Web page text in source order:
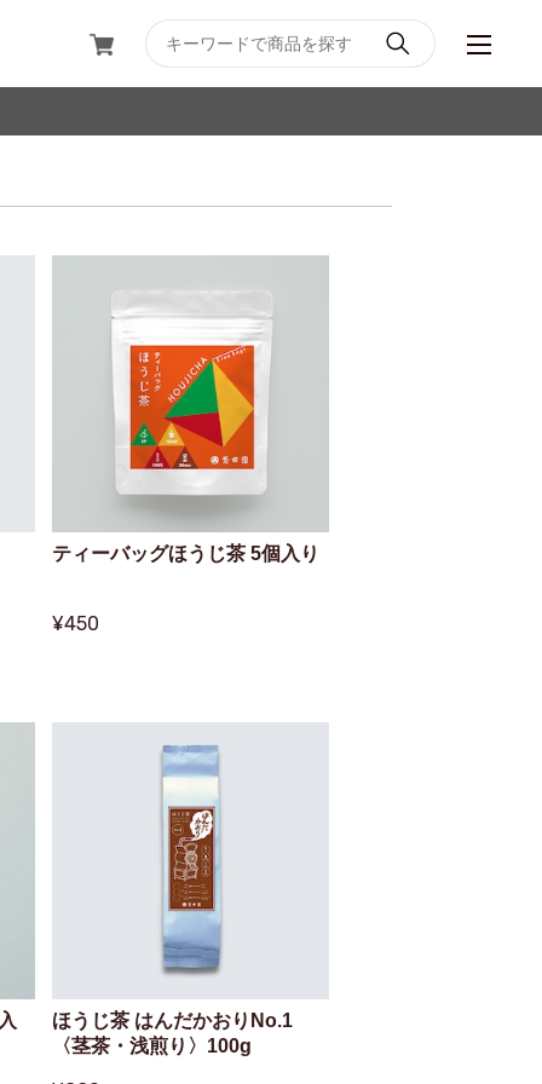
ティーバッグほうじ茶 5個入り
¥450
ほうじ茶 はんだかおりNo.1
〈茎茶・浅煎り〉100g